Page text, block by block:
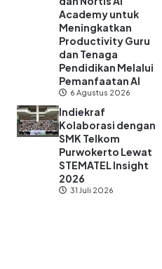
Academy untuk
Meningkatkan
Productivity Guru
dan Tenaga
Pendidikan Melalui
Pemanfaatan AI
6 Agustus 2026
Indiekraf
Kolaborasi dengan
SMK Telkom
Purwokerto Lewat
STEMATEL Insight
2026
31 Juli 2026